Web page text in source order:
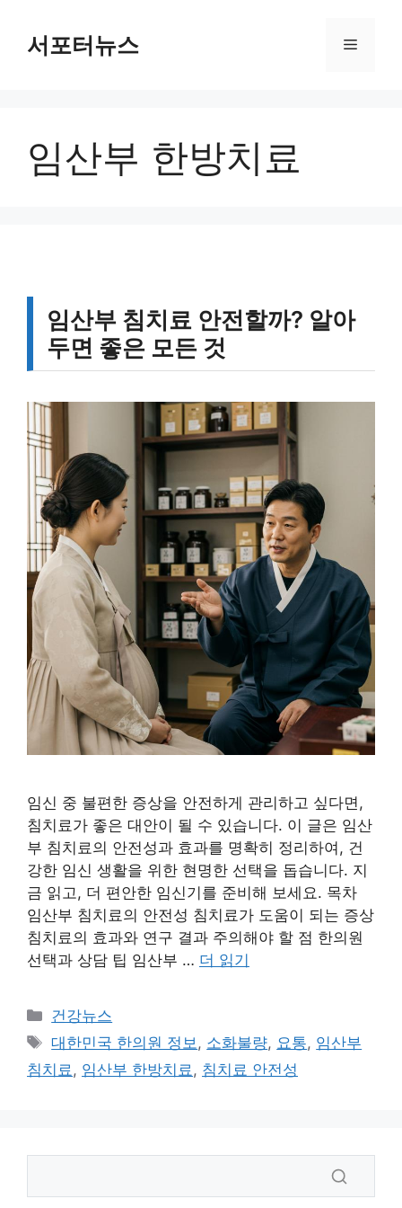
서포터뉴스 메
임산부 한방치료
임산부 침치료 안전할까? 알아
두면 좋은 모든 것
임신 중 불편한 증상을 안전하게 관리하고 싶다면,
침치료가 좋은 대안이 될 수 있습니다. 이 글은 임산
부 침치료의 안전성과 효과를 명확히 정리하여, 건
강한 임신 생활을 위한 현명한 선택을 돕습니다. 지
금 읽고, 더 편안한 임신기를 준비해 보세요. 목차
임산부 침치료의 안전성 침치료가 도움이 되는 증상
침치료의 효과와 연구 결과 주의해야 할 점 한의원
선택과 상담 팁 임산부 … 더 읽기
카
테
리
건강뉴스
태
그
대한민국 한의원 정보, 소화불량, 요통, 임산부
침치료, 임산부 한방치료, 침치료 안전성